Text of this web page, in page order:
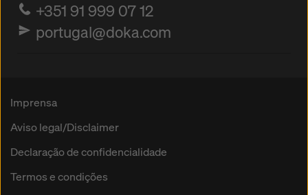
+351 91 999 07 12
portugal@doka.com
Imprensa
Aviso legal/Disclaimer
Declaração de confidencialidade
Termos e condições